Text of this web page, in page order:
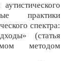
практики
спектра:
(статья
методом